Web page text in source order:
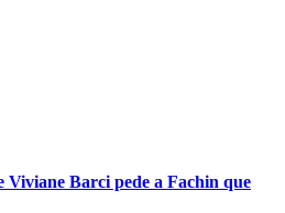
Viviane Barci pede a Fachin que